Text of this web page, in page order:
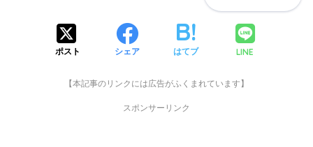
ポスト シェア はてブ LINE
【本記事のリンクには広告がふくまれています】
スポンサーリンク